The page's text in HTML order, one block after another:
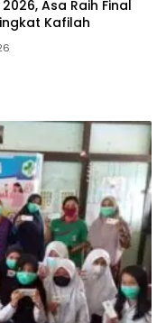
Asa Raih Final
Kafilah